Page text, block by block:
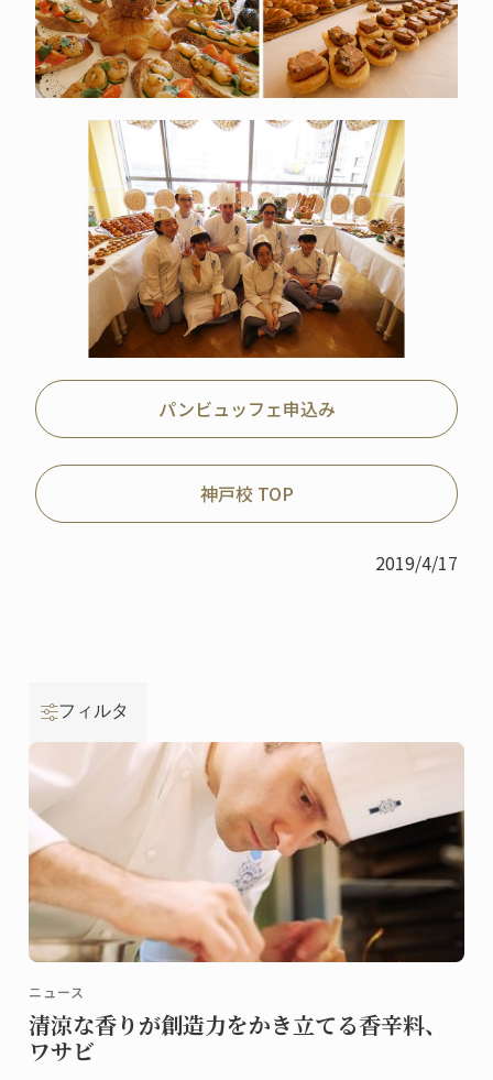
パンビュッフェ申込み
神戸校 TOP
2019/4/17
フィルタ
ニュース
清涼な香りが創造力をかき立てる香辛料、
ワサビ